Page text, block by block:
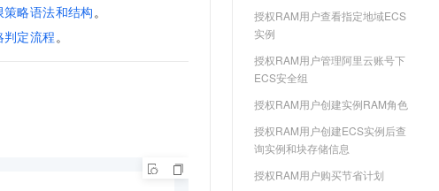
策略语法和结构。
定流程。
授权RAM用户查看指定地域ECS
实例
授权RAM用户管理阿里云账号下
ECS安全组
授权RAM用户创建实例RAM角色
授权RAM用户创建ECS实例后查
询实例和块存储信息
授权RAM用户购买节省计划